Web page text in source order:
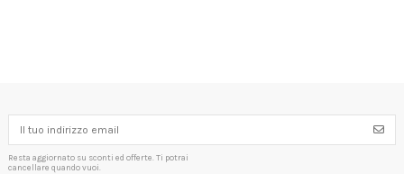
Resta aggiornato su sconti ed offerte. Ti potrai
cancellare quando vuoi.